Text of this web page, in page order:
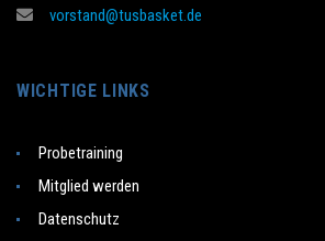
vorstand@tusbasket.de
WICHTIGE LINKS
Probetraining
Mitglied werden
Datenschutz